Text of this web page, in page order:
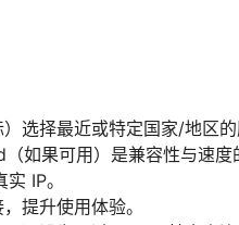
选择最近或特定国家/地区的
如果可用）是兼容性与速度
IP。
提升使用体验。